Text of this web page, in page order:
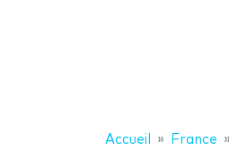
Accueil France